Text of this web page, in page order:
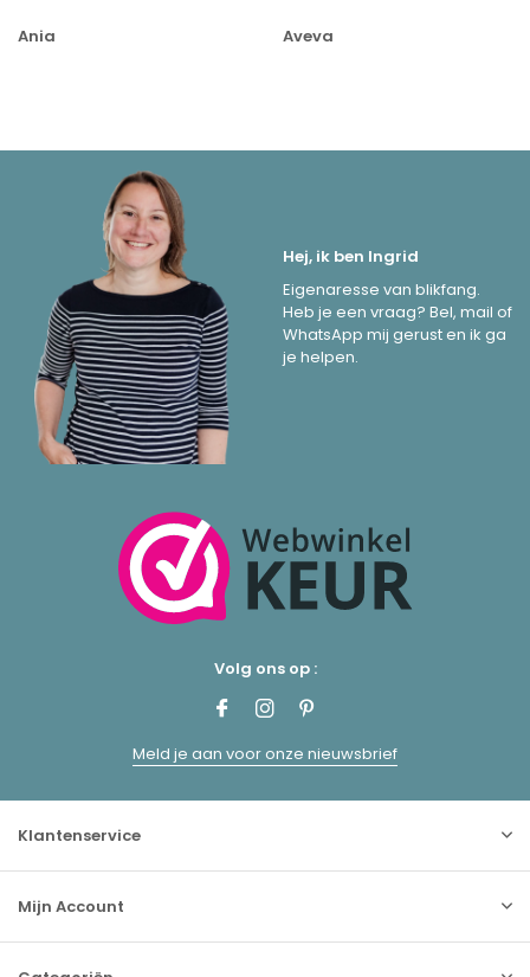
Ania Aveva
Hej, ik ben Ingrid
Eigenaresse van blikfang.
Heb je een vraag? Bel, mail of
WhatsApp mij gerust en ik ga
je helpen.
Volg ons op :
Meld je aan voor onze nieuwsbrief
Klantenservice
Mijn Account